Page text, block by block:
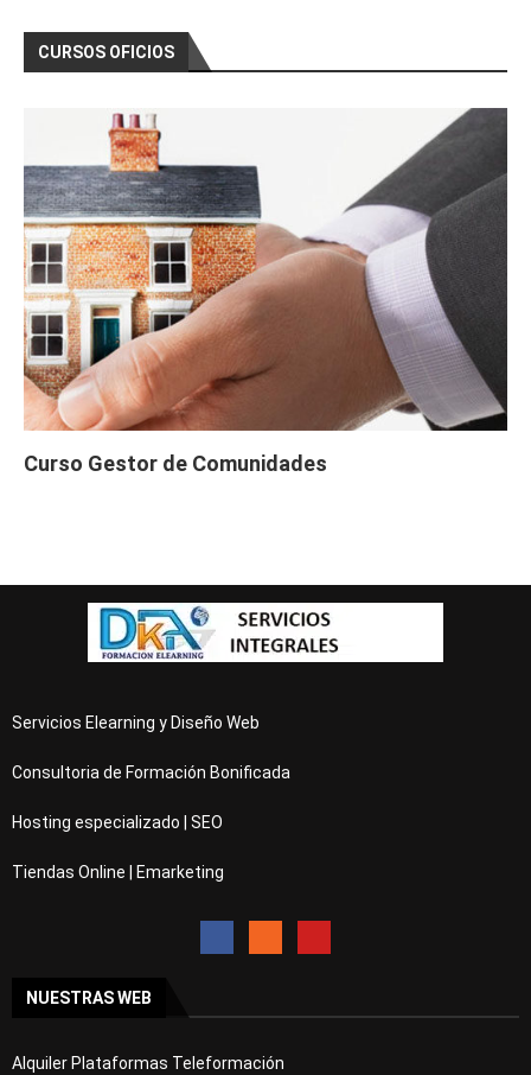
CURSOS OFICIOS
Curso Gestor de Comunidades
Servicios Elearning y Diseño Web
Consultoria de Formación Bonificada
Hosting especializado | SEO
Tiendas Online | Emarketing
NUESTRAS WEB
Alquiler Plataformas Teleformación